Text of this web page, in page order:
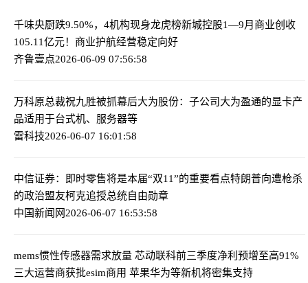
千味央厨跌9.50%，4机构现身龙虎榜新城控股1—9月商业创收
105.11亿元！商业护航经营稳定向好
齐鲁壹点2026-06-09 07:56:58
万科原总裁祝九胜被抓幕后大为股份：子公司大为盈通的显卡产
品适用于台式机、服务器等
雷科技2026-06-07 16:01:58
中信证券：即时零售将是本届“双11”的重要看点特朗普向遭枪杀
的政治盟友柯克追授总统自由勋章
中国新闻网2026-06-07 16:53:58
mems惯性传感器需求放量 芯动联科前三季度净利预增至高91%
三大运营商获批esim商用 苹果华为等新机将密集支持